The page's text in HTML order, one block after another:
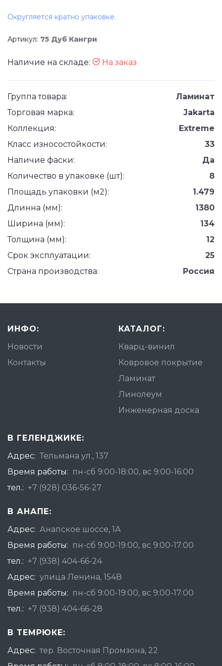
Округляется кратно упаковке.
Артикул: 75 Дуб Кангри
Наличие на складе: На заказ
Группа товара:
Ламинат
Торговая марка:
Jakarta
Коллекция:
Extreme
Класс износостойкости:
33
Наличие фаски:
Да
Количество в упаковке (шт):
8
Площадь упаковки (м2):
1.479
Длинна (мм):
1380
Ширина (мм):
134
Толщина (мм):
12
Срок эксплуатации:
25
Страна производства:
Россия
ИНФО:
Новости
Контакты
КАТАЛОГ:
Кварц-винил
Ковровое покрытие
Ламинат
Линолеум
Инженерная доска
В ГЕЛЕНДЖИКЕ:
Адрес: Тельмана ул., 137
Время работы: пн-сб 9:00-18:00, вс 9:00-16:00
тел.: +7 (928) 036-56-27
В АНАПЕ:
Адрес: Анапское шоссе, 1А
Время работы: пн-сб 9:00-19:00, вс 9:00-17:00
тел.: +7 (938) 404-66-24
Адрес: улица Ленина, 154В
Время работы: пн-сб 9:00-19:00, вс 9:00-17:00
тел.: +7 (938) 404-66-28
В ТЕМРЮКЕ:
Адрес: тер. Восточная Промзона, 22